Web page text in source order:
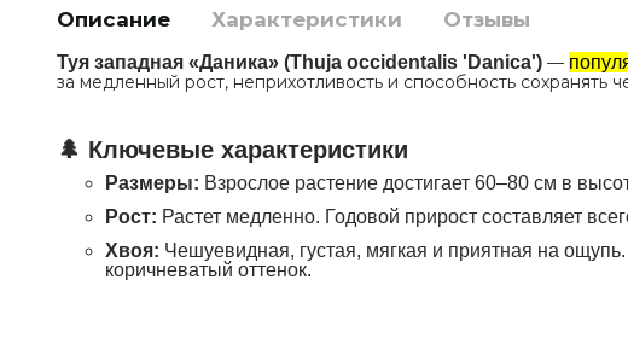
Описание Характеристики Отзывы
Туя западная «Даника» (Thuja occidentalis 'Danica') —
за медленный рост, неприхотливость и способность сохранять
🌲 Ключевые характеристики
Размеры: Взрослое растение достигает 60–80 см в
Рост: Растет медленно. Годовой прирост составляет
Хвоя: Чешуевидная, густая, мягкая и приятная на
коричневатый оттенок.